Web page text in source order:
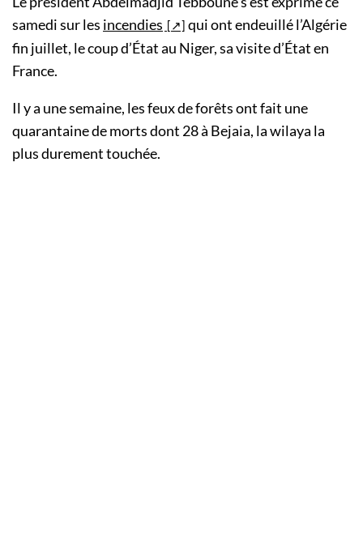
samedi sur les incendies
qui ont endeuillé l’Algérie
fin juillet, le coup d’État au Niger, sa visite d’État en
France.
Il y a une semaine, les feux de forêts ont fait une
quarantaine de morts dont 28 à Bejaia, la wilaya la
plus durement touchée.